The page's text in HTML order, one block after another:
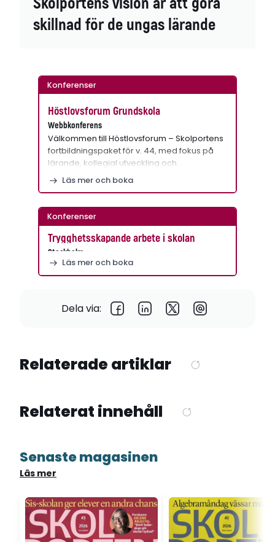
skillnad för de ungas lärande
Konferenser
Höstlovsforum Grundskola
Webbkonferens
Välkommen till Höstlovsforum – Skolportens
fortbildningspaket för v. 44, med fokus på
lärande, kollegial utveckling och…
Läs mer och boka
Konferenser
Trygghetsskapande arbete i skolan
Stockholm
Läs mer och boka
Dela via:
Relaterade artiklar
Relaterat innehåll
Senaste magasinen
Läs mer